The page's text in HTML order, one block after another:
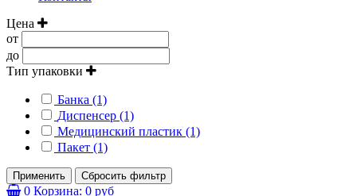
Цена
от
до
Тип упаковки
Банка (1)
Диспенсер (1)
Медицинский пластик (1)
Пакет (1)
Применить Сбросить фильтр
0 Корзина: 0 руб